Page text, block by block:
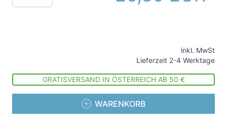
inkl. MwSt
Lieferzeit 2-4 Werktage
GRATISVERSAND IN ÖSTERREICH AB 50 €
WARENKORB